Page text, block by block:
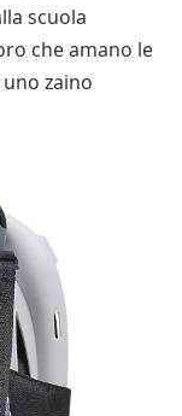
scuola
che amano le
zaino